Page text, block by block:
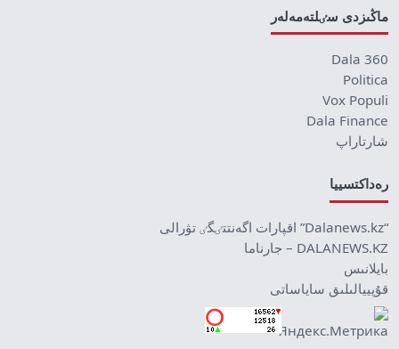
ماڭىزدى سٸلتەمەلەر
Dala 360
Politica
Vox Populi
Dala Finance
شارتاراپ
رەداكتسييا
“Dalanews.kz” اقپارات اگەنتتٸگٸ تۋرالى
DALANEWS.KZ – جارناما
بايلانىس
قۇپييالىلىق ساياساتى